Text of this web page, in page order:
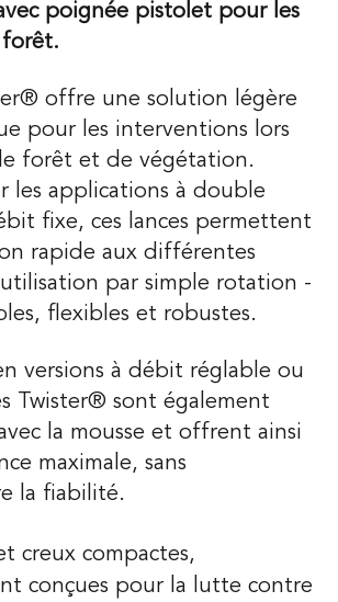
poignée pistolet pour les
forêt.
offre une solution légère
pour les interventions lors
forêt et de végétation.
les applications à double
fixe, ces lances permettent
rapide aux différentes
par simple rotation -
flexibles et robustes.
versions à débit réglable ou
Twister® sont également
la mousse et offrent ainsi
maximale, sans
la fiabilité.
creux compactes,
conçues pour la lutte contre